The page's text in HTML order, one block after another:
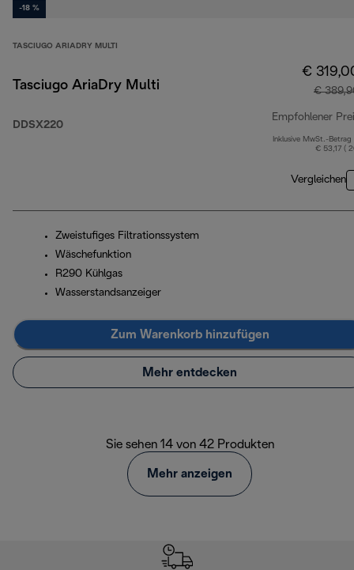
-18 %
TASCIUGO ARIADRY MULTI
Tasciugo AriaDry Multi
DDSX220
€
€
Empfohlener
Inklusive MwSt.-Betrag
€ 53,17 (
Vergleichen
Zweistufiges Filtrationssystem
Wäschefunktion
R290 Kühlgas
Wasserstandsanzeiger
Zum Warenkorb hinzufügen
Mehr entdecken
Sie sehen 14 von 42 Produkten
Mehr anzeigen